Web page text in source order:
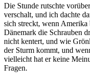
Die Stunde rutschte
verschalt, und ich dachte
sich streckt, wenn
Dänemark die Schrauben
nicht kentert, und wie
der Sturm kommt, und
vielleicht hat er keine
Fragen.